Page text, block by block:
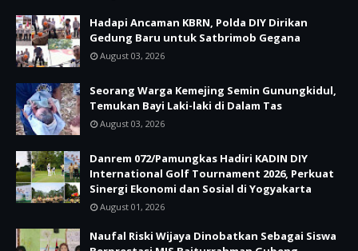
Hadapi Ancaman KBRN, Polda DIY Dirikan
Gedung Baru untuk Satbrimob Gegana
August 03, 2026
Seorang Warga Kemejing Semin Gunungkidul,
Temukan Bayi Laki-laki di Dalam Tas
August 03, 2026
Danrem 072/Pamungkas Hadiri KADIN DIY
International Golf Tournament 2026, Perkuat
Sinergi Ekonomi dan Sosial di Yogyakarta
August 01, 2026
Naufal Riski Wijaya Dinobatkan Sebagai Siswa